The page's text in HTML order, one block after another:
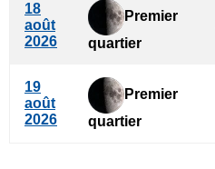
18
août
2026
Premier
quartier
19
août
2026
Premier
quartier